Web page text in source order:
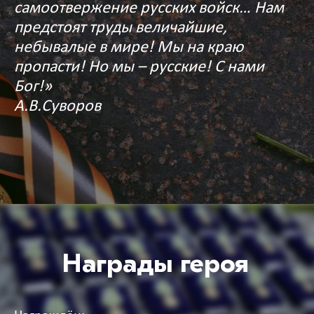
самоотвержение русских войск… Нам
предстоят труды величайшие,
небывалые в мире! Мы на краю
пропасти! Но мы – русские! С нами
Бог!»
А.В.Суворов
Награды героя